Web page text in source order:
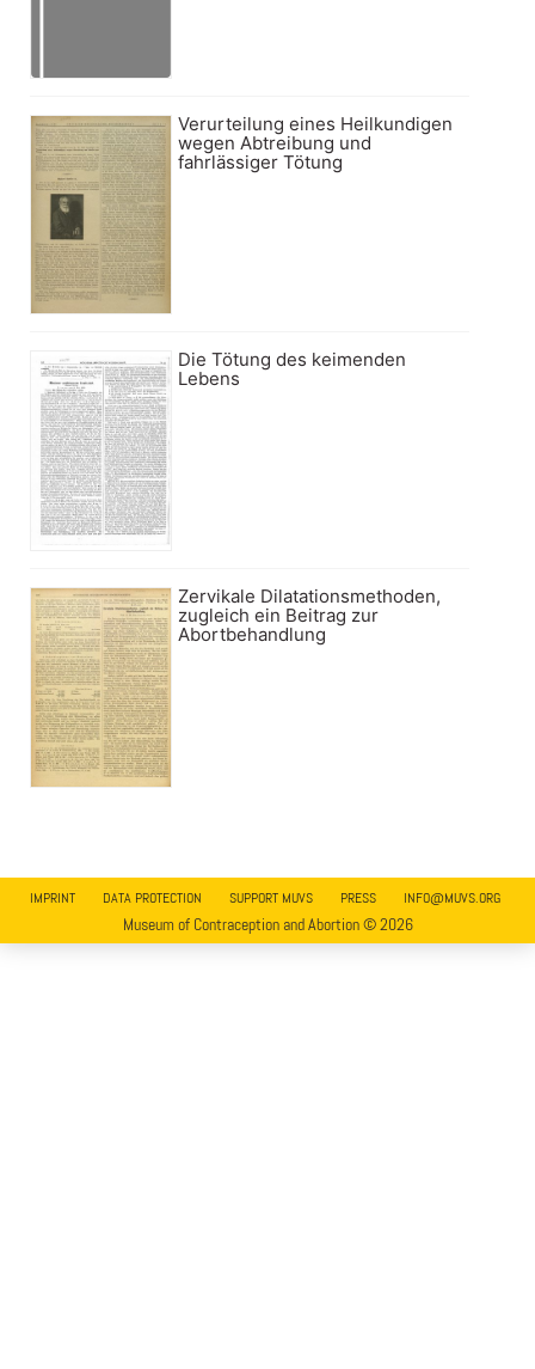
Verurteilung eines Heilkundigen
wegen Abtreibung und
fahrlässiger Tötung
Die Tötung des keimenden
Lebens
Zervikale Dilatationsmethoden,
zugleich ein Beitrag zur
Abortbehandlung
IMPRINT DATA PROTECTION SUPPORT MUVS PRESS INFO@MUVS.ORG
Museum of Contraception and Abortion © 2026